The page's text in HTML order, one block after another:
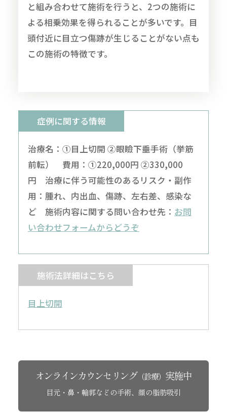
と組み合わせて施術を行うと、2つの施術に
よる相乗効果を得られることが多いです。目
頭付近に目立つ傷跡が生じることがない点も
この施術の特徴です。
症例に関する情報
治療名：①目上切開 ②眼瞼下垂手術（挙筋
前転） 費用：①220,000円 ②330,000
円 治療に伴う可能性のあるリスク・副作
用：腫れ、内出血、傷跡、左右差、感染な
ど 施術内容に関する問い合わせ先： お問
い合わせフォームからどうぞ
施術法詳細はこちら
目上切開
オンラインカウンセリング（診療） 実施中
目元・鼻・輪郭などの手術、顔の脂肪吸引